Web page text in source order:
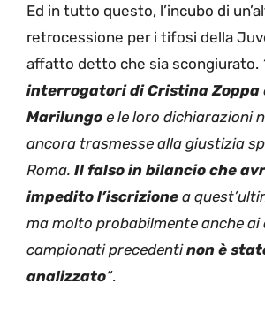
Ed in tutto questo, l’incubo di
retrocessione per i tifosi della
affatto detto che sia scongiurato.
interrogatori di Cristina Zoppa
Marilungo e le loro dichiarazioni
ancora trasmesse alla giustizia
Roma. Il falso in bilancio che
impedito l’iscrizione a
ma molto probabilmente anche ai
campionati precedentinon è
analizzato“.